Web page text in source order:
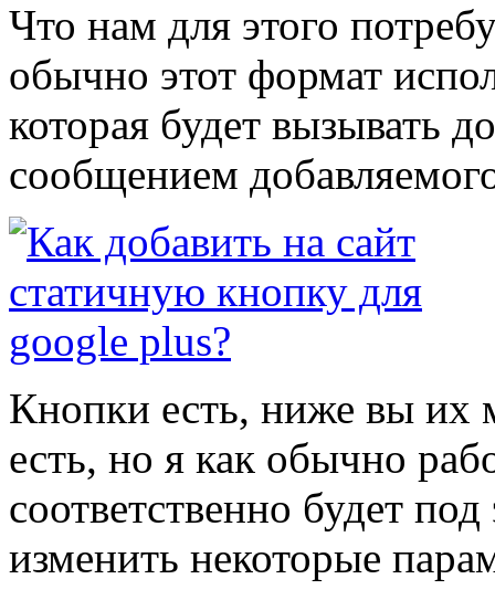
Что нам для этого
обычно этот формат
которая будет вызывать
сообщением
Кнопки есть, ниже вы их
есть, но я как обычно
соответственно будет
изменить некоторые